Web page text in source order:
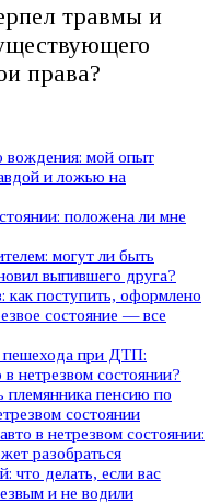
травмы и
права?
вождения: мой опыт
и ложью на
положена ли мне
могут ли быть
выпившего друга?
поступить, оформлено
состояние — все
пешехода при ДТП:
нетрезвом состоянии?
племянника пенсию по
состоянии
в нетрезвом состоянии:
разобраться
что делать, если вас
и не водили